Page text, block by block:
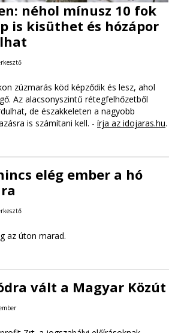
néhol mínusz 10 fok
is kisüthet és hózápor
zúzmarás köd képződik és lesz, ahol
Az alacsonyszintű rétegfelhőzetből
de északkeleten a nagyobb
is számítani kell. - írja az idojaras.hu.
elég ember a hó
az úton marad.
vált a Magyar Közút